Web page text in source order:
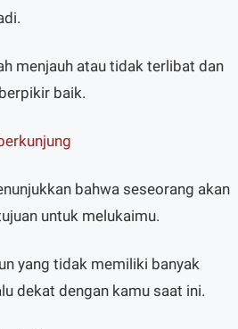
menjauh atau tidak terlibat dan
baik.
bahwa seseorang akan
untuk melukaimu.
yang tidak memiliki banyak
dekat dengan kamu saat ini.